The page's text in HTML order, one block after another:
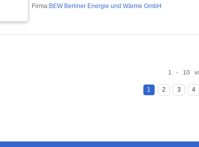
Firma:BEW Berliner Energie und Wärme GmbH
1 - 10
1 2 3 4